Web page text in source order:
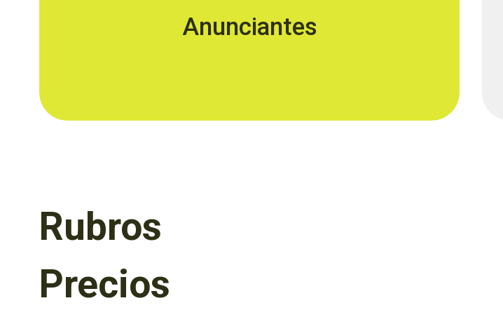
Anunciantes
Rubros
Precios